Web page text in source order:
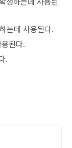
는데 사용된다.
된다.
.